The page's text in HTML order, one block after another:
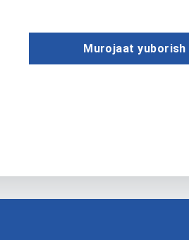
Murojaat yuborish